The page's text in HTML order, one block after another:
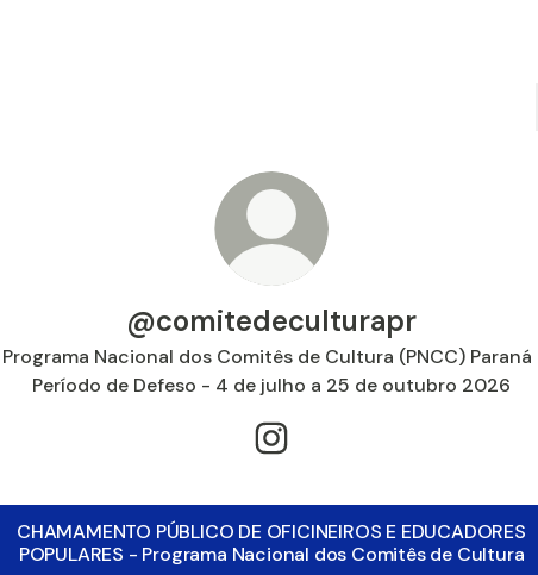
@comitedeculturapr
Programa Nacional dos Comitês de Cultura (PNCC) Paraná
Período de Defeso - 4 de julho a 25 de outubro 2026
CHAMAMENTO PÚBLICO DE OFICINEIROS E EDUCADORES
POPULARES - Programa Nacional dos Comitês de Cultura